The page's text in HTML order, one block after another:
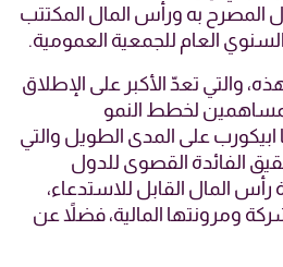
المصرح به ورأس المال المكتتب
العام للجمعية العمومية.
والتي تعدّ الأكبر على الإطلاق
لخطط النمو
ابيكورب على المدى الطويل والتي
الفائدة القصوى للدول
المال القابل للاستدعاء،
ومرونتها المالية، فضلاً عن